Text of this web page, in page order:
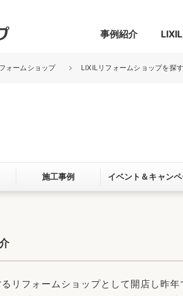
事例紹介
トイレ 玄関ま
ガーデンスペース カース
デザインリフォーム 中古リ
ペットと暮らす
について
取り組み お客さま満足度アンケ
ォームショップ LIXILリフォームショップを探す
施工事例 イベント＆キャン
リフォームショップとして開店し昨